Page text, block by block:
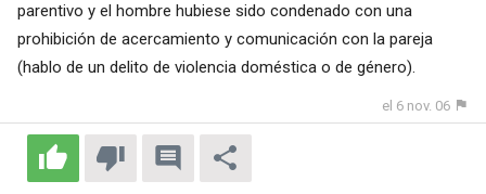
parentivo y el hombre hubiese sido condenado con una
prohibición de acercamiento y comunicación con la pareja
(hablo de un delito de violencia doméstica o de género).
el 6 nov. 06